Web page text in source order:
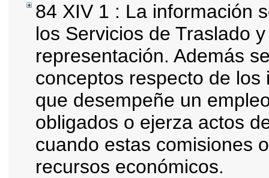
84 XIV 1 : La información
los Servicios de Traslado
representación. Además
conceptos respecto de
que desempeñe un
obligados o ejerza actos
cuando estas comisiones
recursos económicos.